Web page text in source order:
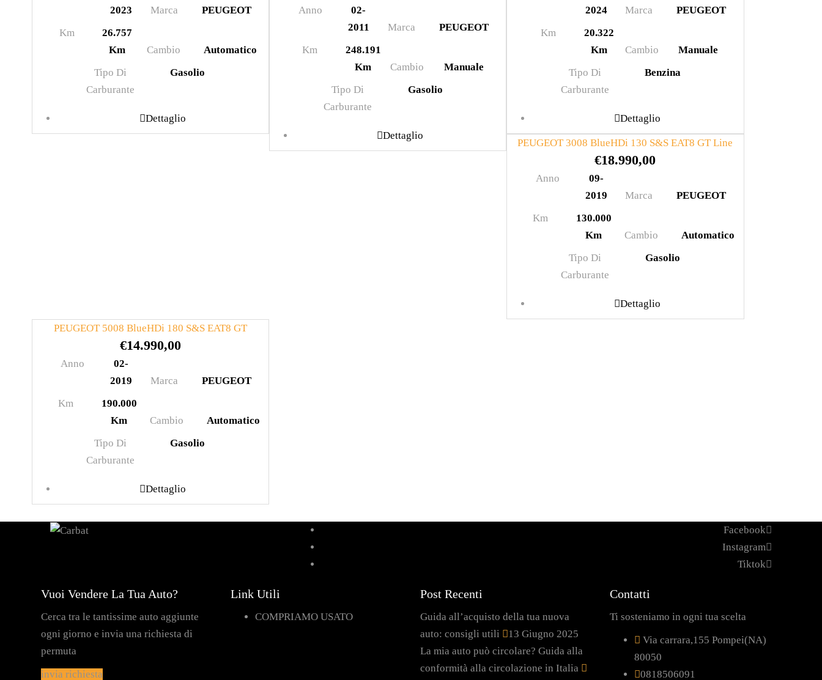
2023
Marca
PEUGEOT
Km
26.757
Km
Cambio
Automatico
Tipo Di
Carburante
Gasolio
Dettaglio
Anno
02-
2011
Marca
PEUGEOT
Km
248.191
Km
Cambio
Manuale
Tipo Di
Carburante
Gasolio
Dettaglio
2024
Marca
PEUGEOT
Km
20.322
Km
Cambio
Manuale
Tipo Di
Carburante
Benzina
Dettaglio
PEUGEOT 3008 BlueHDi 130 S&S EAT8 GT Line
€18.990,00
Anno
09-
2019
Marca
PEUGEOT
Km
130.000
Km
Cambio
Automatico
Tipo Di
Carburante
Gasolio
Dettaglio
PEUGEOT 5008 BlueHDi 180 S&S EAT8 GT
€14.990,00
Anno
02-
2019
Marca
PEUGEOT
Km
190.000
Km
Cambio
Automatico
Tipo Di
Carburante
Gasolio
Dettaglio
Facebook
Instagram
Tiktok
Vuoi Vendere La Tua Auto?
Cerca tra le tantissime auto aggiunte
ogni giorno e invia una richiesta di
permuta
invia richiesta
Link Utili
COMPRIAMO USATO
Post Recenti
Guida all’acquisto della tua nuova
auto: consigli utili
13 Giugno 2025
La mia auto può circolare? Guida alla
conformità alla circolazione in Italia
Contatti
Ti sosteniamo in ogni tua scelta
Via carrara,155 Pompei(NA)
80050
0818506091